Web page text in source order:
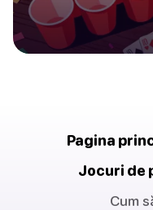
Pagina
Jocuri de
Cum